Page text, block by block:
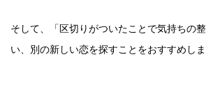
そして、「区切りがついたことで気持ちの
い、別の新しい恋を探すことをおすすめしま